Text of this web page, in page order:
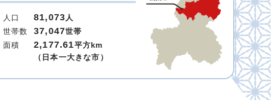
人口 81,073 人
世帯数
37,047世帯
面積
2,177.61平方km
（日本一大きな市）